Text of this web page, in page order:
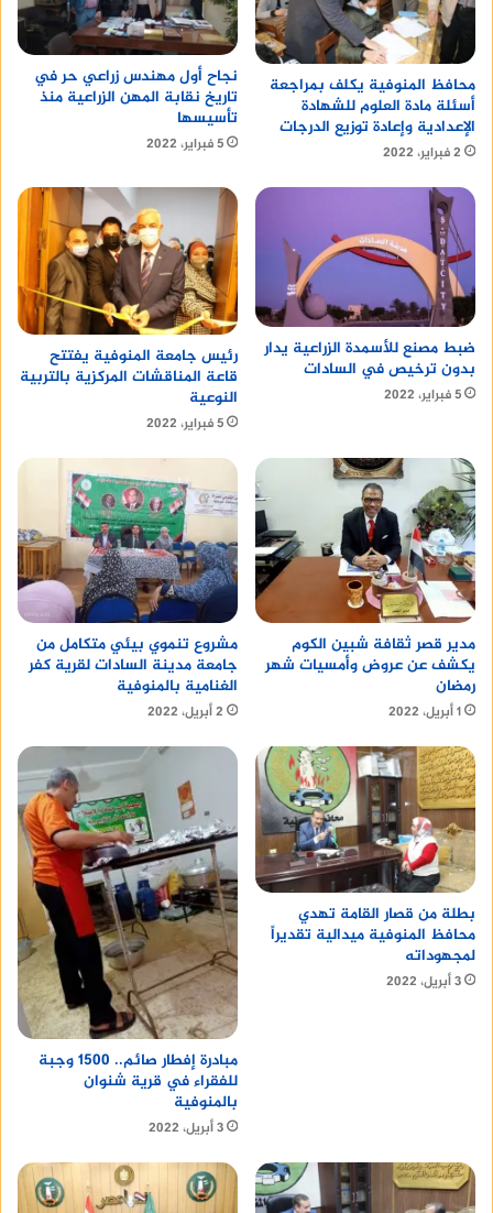
محافظ المنوفية يكلف بمراجعة
أسئلة مادة العلوم للشهادة
الإعدادية وإعادة توزيع الدرجات
2 فبراير، 2022
نجاح أول مهندس زراعي حر في
تاريخ نقابة المهن الزراعية منذ
تأسيسها
5 فبراير، 2022
ضبط مصنع للأسمدة الزراعية يدار
بدون ترخيص في السادات
5 فبراير، 2022
رئيس جامعة المنوفية يفتتح
قاعة المناقشات المركزية بالتربية
النوعية
5 فبراير، 2022
مدير قصر ثقافة شبين الكوم
يكشف عن عروض وأمسيات شهر
رمضان
1 أبريل، 2022
مشروع تنموي بيئي متكامل من
جامعة مدينة السادات لقرية كفر
الغنامية بالمنوفية
2 أبريل، 2022
بطلة من قصار القامة تهدي
محافظ المنوفية ميدالية تقديراً
لمجهوداته
3 أبريل، 2022
مبادرة إفطار صائم.. 1500 وجبة
للفقراء في قرية شنوان
بالمنوفية
3 أبريل، 2022